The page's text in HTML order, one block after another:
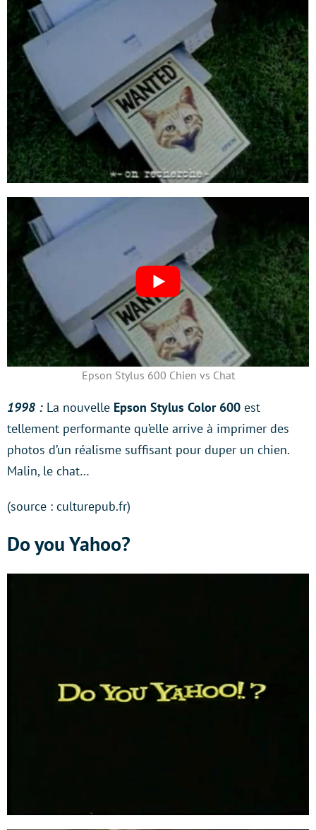
Epson Stylus 600 Chien vs Chat
1998 : La nouvelle Epson Stylus Color 600 est
tellement performante qu’elle arrive à imprimer des
photos d’un réalisme suffisant pour duper un chien.
Malin, le chat…
(source : culturepub.fr)
Do you Yahoo?